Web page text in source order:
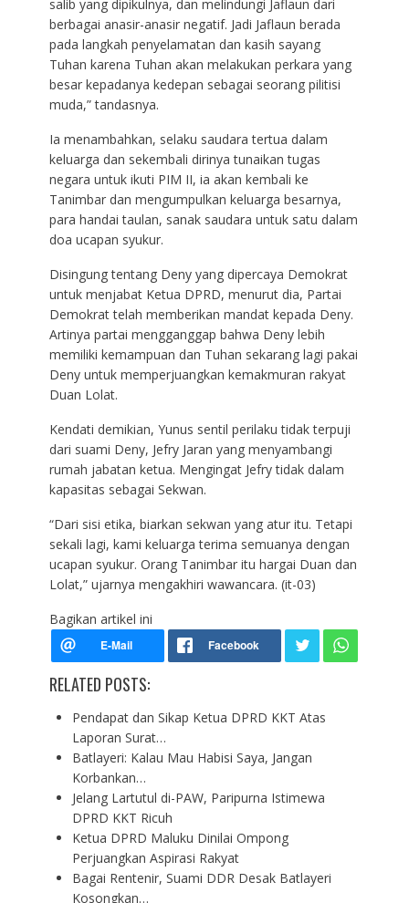
salib yang dipikulnya, dan melindungi Jaflaun dari
berbagai anasir-anasir negatif. Jadi Jaflaun berada
pada langkah penyelamatan dan kasih sayang
Tuhan karena Tuhan akan melakukan perkara yang
besar kepadanya kedepan sebagai seorang pilitisi
muda,” tandasnya.
Ia menambahkan, selaku saudara tertua dalam
keluarga dan sekembali dirinya tunaikan tugas
negara untuk ikuti PIM II, ia akan kembali ke
Tanimbar dan mengumpulkan keluarga besarnya,
para handai taulan, sanak saudara untuk satu dalam
doa ucapan syukur.
Disingung tentang Deny yang dipercaya Demokrat
untuk menjabat Ketua DPRD, menurut dia, Partai
Demokrat telah memberikan mandat kepada Deny.
Artinya partai mengganggap bahwa Deny lebih
memiliki kemampuan dan Tuhan sekarang lagi pakai
Deny untuk memperjuangkan kemakmuran rakyat
Duan Lolat.
Kendati demikian, Yunus sentil perilaku tidak terpuji
dari suami Deny, Jefry Jaran yang menyambangi
rumah jabatan ketua. Mengingat Jefry tidak dalam
kapasitas sebagai Sekwan.
“Dari sisi etika, biarkan sekwan yang atur itu. Tetapi
sekali lagi, kami keluarga terima semuanya dengan
ucapan syukur. Orang Tanimbar itu hargai Duan dan
Lolat,” ujarnya mengakhiri wawancara. (it-03)
Bagikan artikel ini
RELATED POSTS:
Pendapat dan Sikap Ketua DPRD KKT Atas
Laporan Surat…
Batlayeri: Kalau Mau Habisi Saya, Jangan
Korbankan…
Jelang Lartutul di-PAW, Paripurna Istimewa
DPRD KKT Ricuh
Ketua DPRD Maluku Dinilai Ompong
Perjuangkan Aspirasi Rakyat
Bagai Rentenir, Suami DDR Desak Batlayeri
Kosongkan…